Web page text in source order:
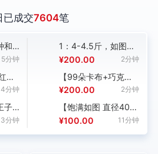
已成交7604笔
和
片
，
数
5分钟
1：4-4.5斤，如图制
作，购买数量：1；
¥200.00 2分钟
枝
4分钟
【99朵卡布+巧克力
泡泡+蝴蝶兰（喷绘）
份)】【彩灯一条(1
份)】
¥200.00 2分钟
子
图
3分钟
【饱满如图 直径40公
分紫桔梗花束（处理
¥100.00 11分钟